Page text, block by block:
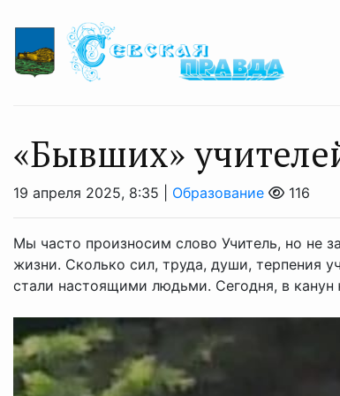
«Бывших»
19 апреля 2025, 8:35 | Образование 116
Мы часто произносим слово Учитель, но не
жизни. Сколько сил, труда, души, терпения
стали настоящими людьми. Сегодня, в канун